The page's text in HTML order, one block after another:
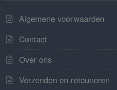
Algemene voorwaarden
Contact
Over ons
Verzenden en retouneren